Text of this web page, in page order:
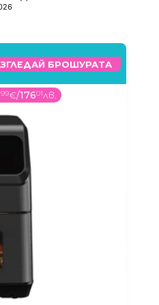
БРОШУРАТА
99€/17601лв.